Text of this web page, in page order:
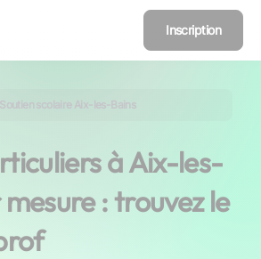
Inscription
Soutien scolaire Aix-les-Bains
à Aix-les-
: trouvez le